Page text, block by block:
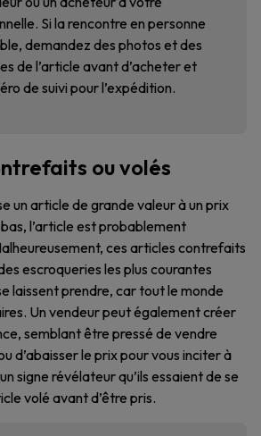
Si la rencontre en personne
demandez des photos et des
de l’article avant d’acheter et
de suivi pour l’expédition.
ou volés
un article de grande valeur à un prix
l’article est probablement
ces articles contrefaits
escroqueries les plus courantes
laissent prendre, car tout le monde
Un vendeur peut également créer
semblant être pressé de vendre
d’abaisser le prix pour vous inciter à
signe révélateur qu’ils essaient de se
volé avant d’être pris.